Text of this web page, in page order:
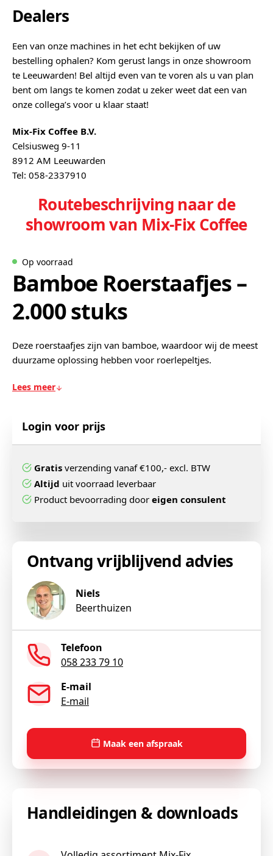
Dealers
Een van onze machines in het echt bekijken of uw
bestelling ophalen? Kom gerust langs in onze showroom
te Leeuwarden! Bel altijd even van te voren als u van plan
bent om langs te komen zodat u zeker weet dat een van
onze collega’s voor u klaar staat!
Mix-Fix Coffee B.V.
Celsiusweg 9-11
8912 AM Leeuwarden
Tel: 058-2337910
Routebeschrijving naar de
showroom van Mix-Fix Coffee
Op voorraad
Bamboe Roerstaafjes –
2.000 stuks
Deze roerstaafjes zijn van bamboe, waardoor wij de meest
duurzame oplossing hebben voor roerlepeltjes.
Lees meer
Login voor prijs
Gratis verzending vanaf €100,- excl. BTW
Altijd uit voorraad leverbaar
Product bevoorrading door eigen consulent
Ontvang vrijblijvend advies
Niels
Beerthuizen
Telefoon
058 233 79 10
E-mail
E-mail
Maak een afspraak
Handleidingen & downloads